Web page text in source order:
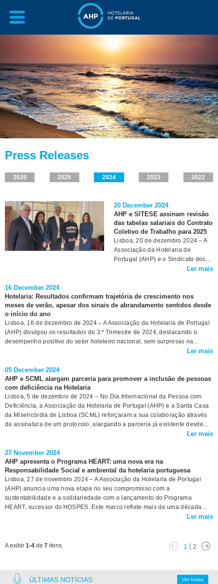
Press Releases
2026 2025 2024 2023 2022
20 December 2024
AHP e SITESE assinam revisão
das tabelas salariais do Contrato
Coletivo de Trabalho para 2025
Lisboa, 20 de dezembro 2024 – A
Associação da Hotelaria de
Portugal (AHP) e o Sindicato dos...
Ler mais
16 December 2024
Hotelaria: Resultados confirmam trajetória de crescimento nos
meses de verão, apesar dos sinais de abrandamento sentidos desde
o início do ano
Lisboa, 16 de dezembro de 2024 – A Associação da Hotelaria de Portugal
(AHP) divulgou os resultados do 3.º Trimestre de 2024, destacando o
desempenho positivo do setor hoteleiro nacional, sem surpresas na...
Ler mais
05 December 2024
AHP e SCML alargam parceria para promover a inclusão de pessoas
com deficiência na Hotelaria
Lisboa, 5 de dezembro de 2024 – No Dia Internacional da Pessoa com
Deficiência, a Associação da Hotelaria de Portugal (AHP) e a Santa Casa
da Misericórdia de Lisboa (SCML) reforçaram a sua colaboração através
da assinatura de um protocolo, alargando a parceria já existente desde...
Ler mais
27 November 2024
AHP apresenta o Programa HEART: uma nova era na
Responsabilidade Social e ambiental da hotelaria portuguesa
Lisboa, 27 de novembro 2024 – A Associação da Hotelaria de Portugal
(AHP) anuncia uma nova etapa no seu compromisso com a
sustentabilidade e a solidariedade com o lançamento do Programa
HEART, sucessor do HOSPES. Este marco reflete mais de uma década...
Ler mais
A exibir 1-4 de 7 itens. 1 2
Ver todas
ÚLTIMAS NOTÍCIAS